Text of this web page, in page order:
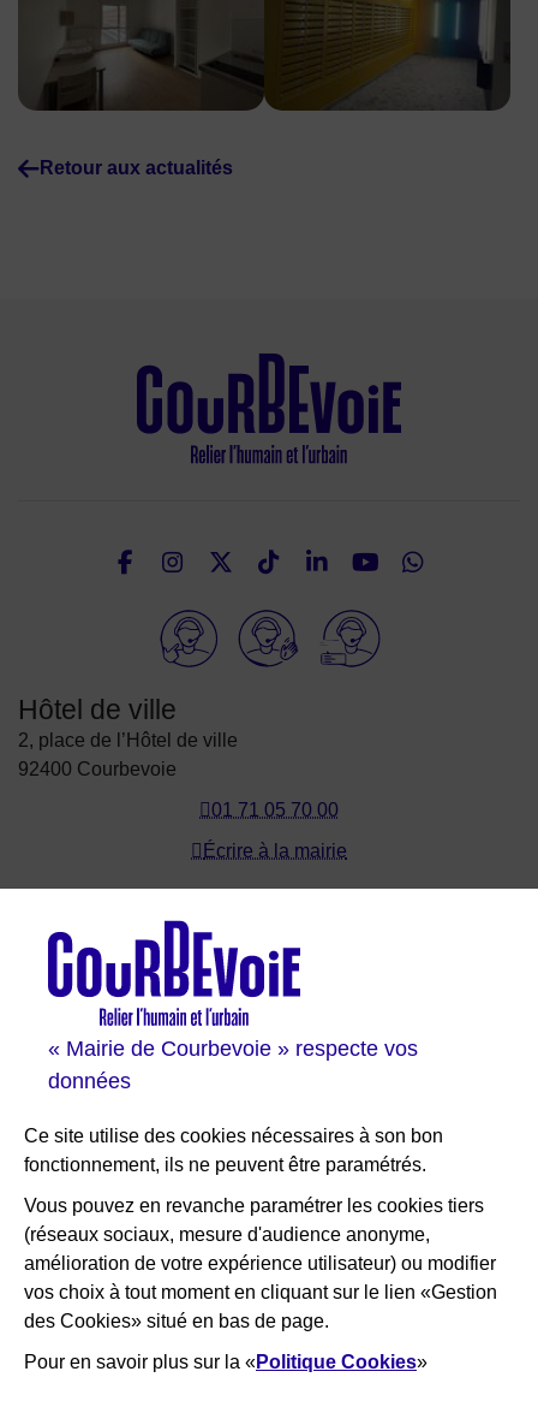
« Mairie de Courbevoie » respecte vos
données
Ce site utilise des cookies nécessaires à son bon
fonctionnement, ils ne peuvent être paramétrés.
Vous pouvez en revanche paramétrer les cookies tiers
(réseaux sociaux, mesure d'audience anonyme,
amélioration de votre expérience utilisateur) ou modifier
vos choix à tout moment en cliquant sur le lien «Gestion
des Cookies» situé en bas de page.
Pour en savoir plus sur la «Politique Cookies»
Retour aux actualités
Nous suivre
FacebookInstagramTwitterTikTokLinkedIn
Elioz
Hôtel de ville
2, place de l’Hôtel de ville
92400 Courbevoie
01 71 05 70 00
Écrire à la mairie
Les sites de Courbevoie
Courbevoie espace famille
Val Courbevoie
Sortir à Courbevoie
Solutions entreprises
Portail des bibliothèques
Je participe Courbevoie
RESTEZ INFORMÉ
Newsletter
Bienvenue ! Nous sommes là pour